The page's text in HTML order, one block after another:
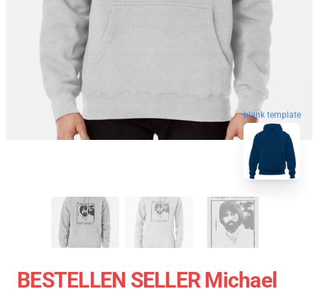
blank template
BESTELLEN SELLER Michael